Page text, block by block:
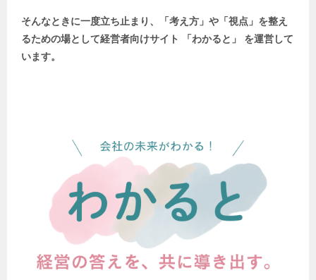
そんなときに一度立ち止まり、「考え方」や「視点」を整え
るための場として経営者向けサイト 「わかると」 を運営して
います。